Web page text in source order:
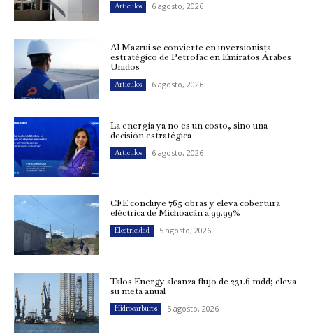
Artículos 6 agosto, 2026
Al Mazrui se convierte en inversionista
estratégico de Petrofac en Emiratos Árabes
Unidos
Artículos 6 agosto, 2026
La energía ya no es un costo, sino una
decisión estratégica
Artículos 6 agosto, 2026
CFE concluye 765 obras y eleva cobertura
eléctrica de Michoacán a 99.99%
Electricidad 5 agosto, 2026
Talos Energy alcanza flujo de 231.6 mdd; eleva
su meta anual
Hidrocarburos 5 agosto, 2026